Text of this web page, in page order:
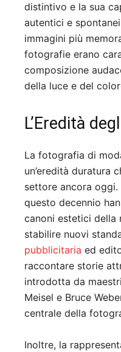
distintivo e la sua
autentici e
immagini più
fotografie erano
composizione
della luce e del
L’Eredità
La fotografia di
un’eredità duratura
settore ancora
questo decennio
canoni estetici della
stabilire nuovi
pubblicitaria ed
raccontare storie
introdotta da
Meisel e Bruce
centrale della
Inoltre, la